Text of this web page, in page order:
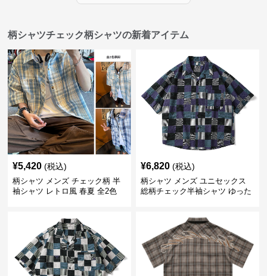
柄シャツチェック柄シャツの新着アイテム
¥5,420 (税込)
柄シャツ メンズ チェック柄 半
袖シャツ レトロ風 春夏 全2色
¥6,820 (税込)
柄シャツ メンズ ユニセックス
総柄チェック半袖シャツ ゆった